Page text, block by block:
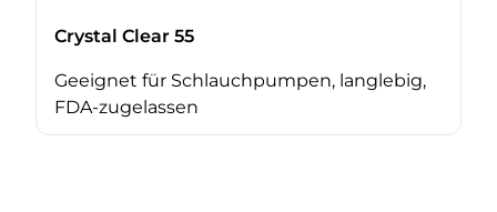
Crystal Clear 55
Geeignet für Schlauchpumpen, langlebig,
FDA-zugelassen